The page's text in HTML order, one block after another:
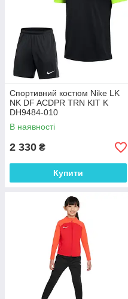
Спортивний костюм Nike LK
NK DF ACDPR TRN KIT K
DH9484-010
В наявності
2 330 ₴
Купити